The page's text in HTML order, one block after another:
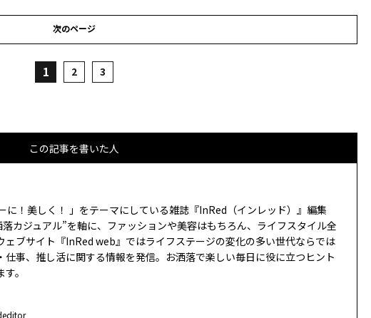
次のページ
1 2 3
この記事を書いた人
に！美しく！ 」をテーマにしている雑誌『InRed（インレッド）』編集
カジュアル”を軸に、ファッションや美容はもちろん、ライフスタイル全
ェブサイト『InRed web』ではライフステージの変化の多い世代ならでは
仕事、推し活に関する情報を発信。お洒落で楽しい毎日に役に立つヒント
。